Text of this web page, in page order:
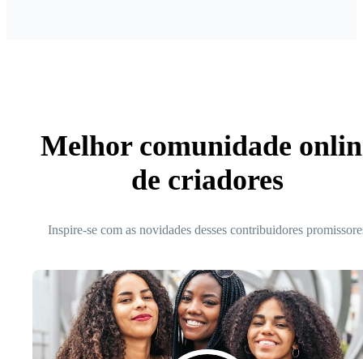
Melhor comunidade
de criadores
Inspire-se com as novidades desses contribuidores